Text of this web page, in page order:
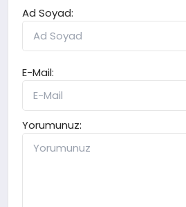
Ad Soyad:
E-Mail:
Yorumunuz: